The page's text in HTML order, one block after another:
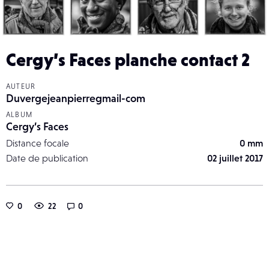
Cergy’s Faces planche contact 2
AUTEUR
Duvergejeanpierregmail-com
ALBUM
Cergy’s Faces
Distance focale
0 mm
Date de publication
02 juillet 2017
0 22 0